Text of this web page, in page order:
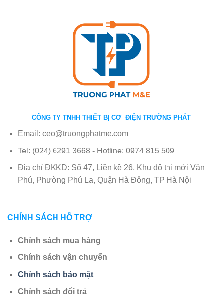
CÔNG TY TNHH THIẾT BỊ CƠ ĐIỆN TRƯỜNG PHÁT
Email: ceo@truongphatme.com
Tel: (024) 6291 3668 - Hotline: 0974 815 509
Địa chỉ ĐKKD: Số 47, Liền kề 26, Khu đô thị mới Văn
Phú, Phường Phú La, Quận Hà Đông, TP Hà Nội
CHÍNH SÁCH HỖ TRỢ
Chính sách mua hàng
Chính sách vận chuyển
Chính sách bảo mật
Chính sách đổi trả